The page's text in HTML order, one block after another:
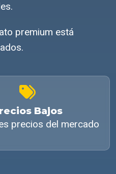
premium está
Bajos
precios del mercado